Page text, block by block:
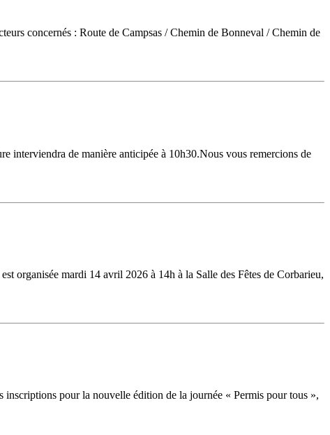
concernés : Route de Campsas / Chemin de Bonneval / Chemin de
interviendra de manière anticipée à 10h30.Nous vous remercions de
organisée mardi 14 avril 2026 à 14h à la Salle des Fêtes de Corbarieu,
pour la nouvelle édition de la journée « Permis pour tous »,